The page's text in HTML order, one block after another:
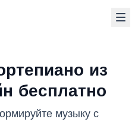
из
бесплатно
музыку с